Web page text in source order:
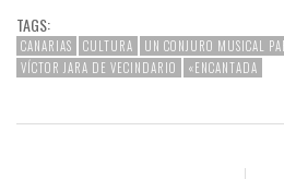
TAGS:
CANARIAS CULTURA
UN CONJURO MUSICAL
VÍCTOR JARA DE VECINDARIO
«ENCANTADA